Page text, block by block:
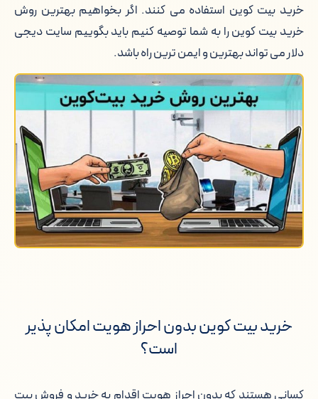
خرید بیت کوین استفاده می کنند. اگر بخواهیم بهترین روش
خرید بیت کوین را به شما توصیه کنیم باید بگوییم سایت دیجی
دلار می تواند بهترین و ایمن ترین راه باشد.
خرید بیت کوین بدون احراز هویت امکان پذیر
است؟